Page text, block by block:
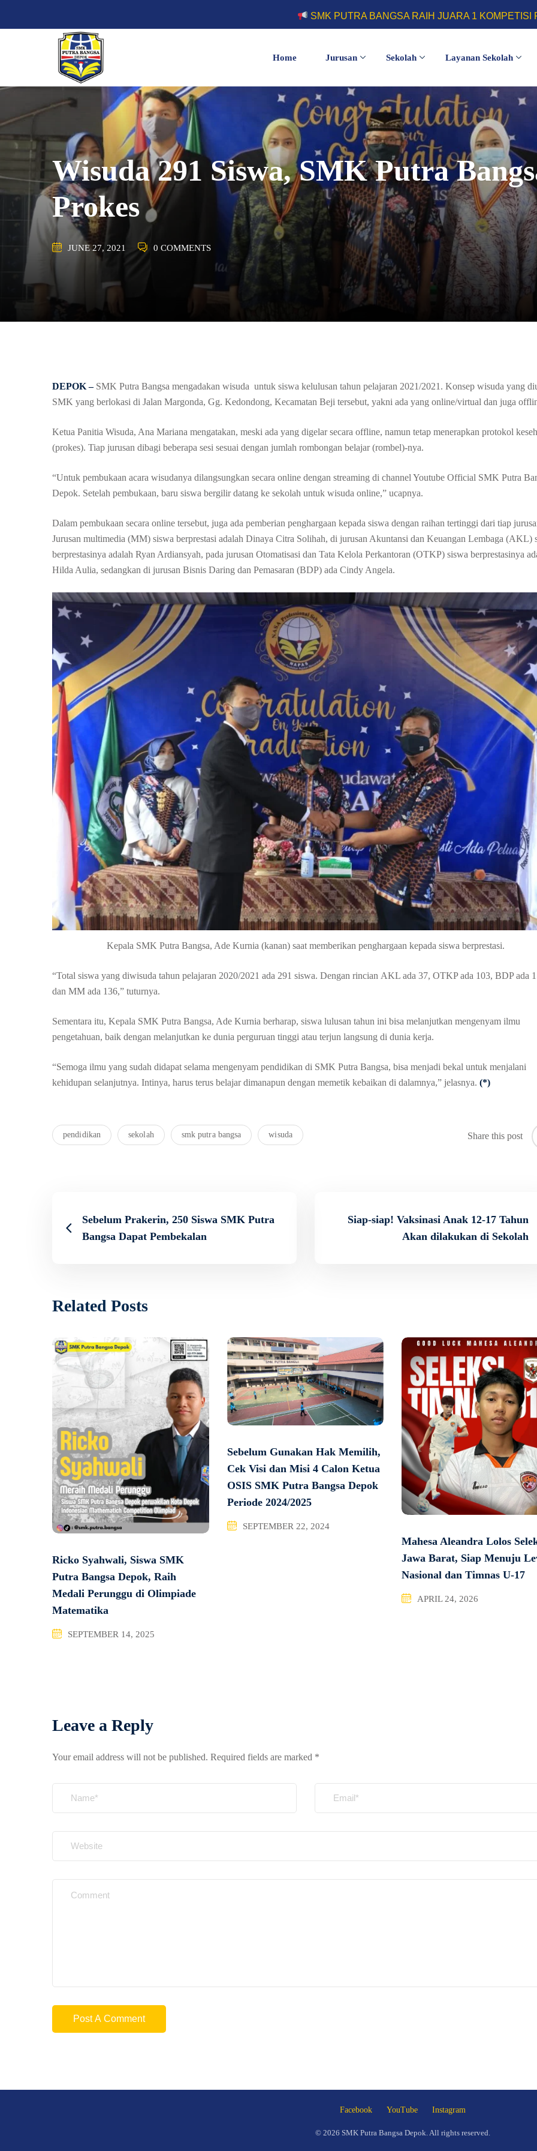
SMK PUTRA BANGSA RAIH JUARA 1 KOMPETISI FUTSAL ASCOPS
Home Jurusan Sekolah Layanan Sekolah
Wisuda 291 Siswa, SMK Putra
Prokes
JUNE 27, 2021 0 COMMENTS
DEPOK –SMK Putra Bangsa mengadakan wisuda untuk siswa kelulusan tahun pelajaran 2021/2021. Konsep wisuda yang
SMK yang berlokasi di Jalan Margonda, Gg. Kedondong, Kecamatan Beji tersebut, yakni ada yang online/virtual dan juga
Ketua Panitia Wisuda, Ana Mariana mengatakan, meski ada yang digelar secara offline, namun tetap menerapkan protokol
(prokes). Tiap jurusan dibagi beberapa sesi sesuai dengan jumlah rombongan belajar (rombel)-nya.
“Untuk pembukaan acara wisudanya dilangsungkan secara online dengan streaming di channel Youtube Official SMK Putra
Depok. Setelah pembukaan, baru siswa bergilir datang ke sekolah untuk wisuda online,” ucapnya.
Dalam pembukaan secara online tersebut, juga ada pemberian penghargaan kepada siswa dengan raihan tertinggi dari tiap
Jurusan multimedia (MM) siswa berprestasi adalah Dinaya Citra Solihah, di jurusan Akuntansi dan Keuangan Lembaga (AKL)
berprestasinya adalah Ryan Ardiansyah, pada jurusan Otomatisasi dan Tata Kelola Perkantoran (OTKP) siswa berprestasinya
Hilda Aulia, sedangkan di jurusan Bisnis Daring dan Pemasaran (BDP) ada Cindy Angela.
Kepala SMK Putra Bangsa, Ade Kurnia (kanan) saat memberikan penghargaan kepada siswa berprestasi.
“Total siswa yang diwisuda tahun pelajaran 2020/2021 ada 291 siswa. Dengan rincian AKL ada 37, OTKP ada 103, BDP ada
dan MM ada 136,” tuturnya.
Sementara itu, Kepala SMK Putra Bangsa, Ade Kurnia berharap, siswa lulusan tahun ini bisa melanjutkan mengenyam ilmu
pengetahuan, baik dengan melanjutkan ke dunia perguruan tinggi atau terjun langsung di dunia kerja.
“Semoga ilmu yang sudah didapat selama mengenyam pendidikan di SMK Putra Bangsa, bisa menjadi bekal untuk menjalani
kehidupan selanjutnya. Intinya, harus terus belajar dimanapun dengan memetik kebaikan di dalamnya,” jelasnya. (*)
pendidikan sekolah smk putra bangsa wisuda Share this post
Sebelum Prakerin, 250 Siswa SMK Putra
Bangsa Dapat Pembekalan
Siap-siap! Vaksinasi Anak 12-17 Tahun
Akan dilakukan di Sekolah
Related Posts
Ricko Syahwali, Siswa SMK
Putra Bangsa Depok, Raih
Medali Perunggu di Olimpiade
Matematika
SEPTEMBER 14, 2025
Sebelum Gunakan Hak Memilih,
Cek Visi dan Misi 4 Calon Ketua
OSIS SMK Putra Bangsa Depok
Periode 2024/2025
SEPTEMBER 22, 2024
Mahesa Aleandra Lolos
Jawa Barat, Siap Menuju
Nasional dan Timnas U-17
APRIL 24, 2026
Leave a Reply
Your email address will not be published. Required fields are marked *
Facebook YouTube Instagram
© 2026 SMK Putra Bangsa Depok. All rights reserved.